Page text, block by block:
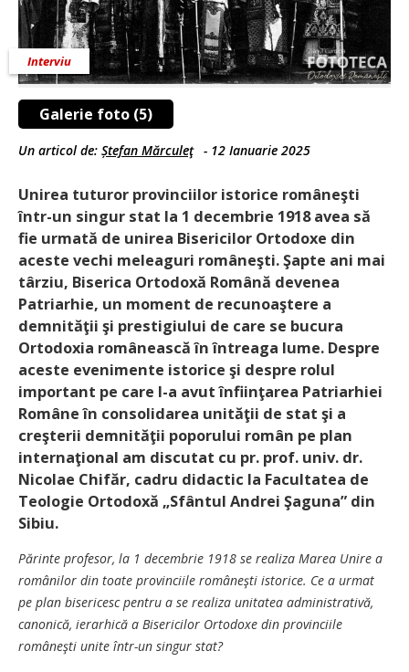
Galerie foto (5)
Interviu
Un articol de: Ștefan Mărculeţ - 12 Ianuarie 2025
Unirea tuturor provinciilor istorice româneşti
într-un singur stat la 1 decembrie 1918 avea să
fie urmată de unirea Bisericilor Ortodoxe din
aceste vechi meleaguri româneşti. Şapte ani mai
târziu, Biserica Ortodoxă Română devenea
Patriarhie, un moment de recunoaştere a
demnităţii şi prestigiului de care se bucura
Ortodoxia românească în întreaga lume. Despre
aceste evenimente istorice şi despre rolul
important pe care l-a avut înfiinţarea Patriarhiei
Române în consolidarea unităţii de stat şi a
creşterii demnităţii poporului român pe plan
internaţional am discutat cu pr. prof. univ. dr.
Nicolae Chifăr, cadru didactic la Facultatea de
Teologie Ortodoxă „Sfântul Andrei Şaguna” din
Sibiu.
Părinte profesor, la 1 decembrie 1918 se realiza Marea Unire a
românilor din toate provinciile româneşti istorice. Ce a urmat
pe plan bisericesc pentru a se realiza unitatea administrativă,
canonică, ierarhică a Bisericilor Ortodoxe din provinciile
româneşti unite într-un singur stat?